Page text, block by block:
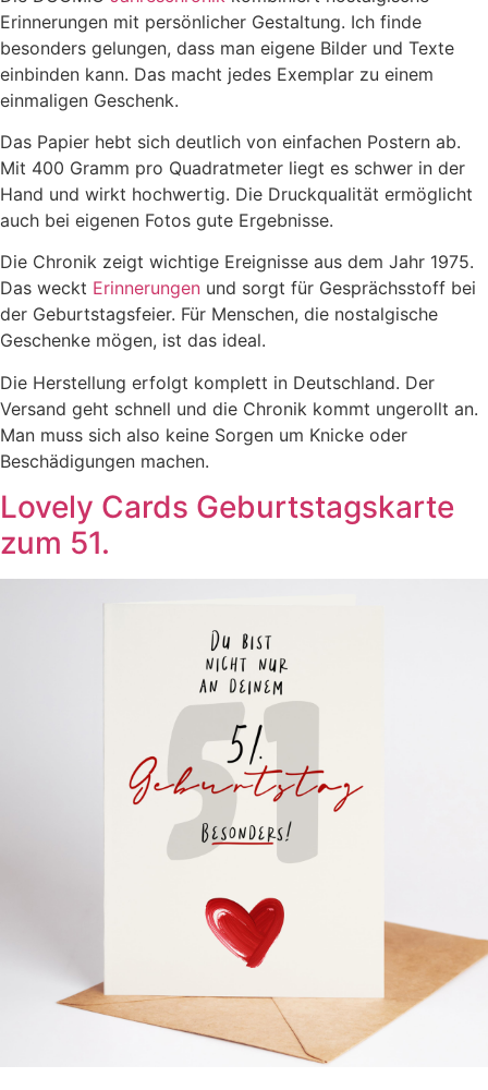
Erinnerungen mit persönlicher Gestaltung. Ich finde
besonders gelungen, dass man eigene Bilder und Texte
einbinden kann. Das macht jedes Exemplar zu einem
einmaligen Geschenk.
Das Papier hebt sich deutlich von einfachen Postern ab.
Mit 400 Gramm pro Quadratmeter liegt es schwer in der
Hand und wirkt hochwertig. Die Druckqualität ermöglicht
auch bei eigenen Fotos gute Ergebnisse.
Die Chronik zeigt wichtige Ereignisse aus dem Jahr 1975.
Das weckt Erinnerungen und sorgt für Gesprächsstoff bei
der Geburtstagsfeier. Für Menschen, die nostalgische
Geschenke mögen, ist das ideal.
Die Herstellung erfolgt komplett in Deutschland. Der
Versand geht schnell und die Chronik kommt ungerollt an.
Man muss sich also keine Sorgen um Knicke oder
Beschädigungen machen.
Lovely Cards Geburtstagskarte
zum 51.